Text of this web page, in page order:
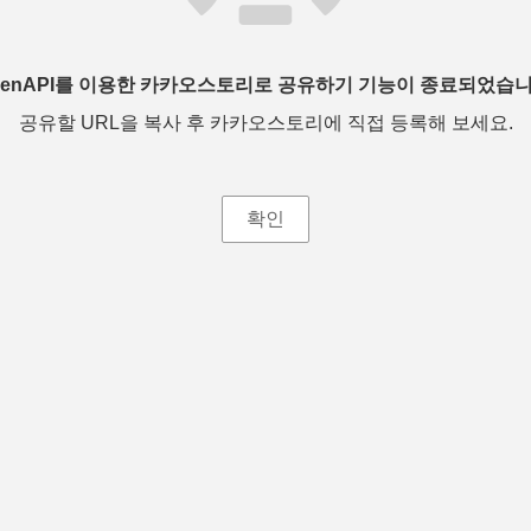
를 이용한 카카오스토리로 공유하기 기능이 종료되었습
공유할 URL을 복사 후 카카오스토리에 직접 등록해 보세요.
확인